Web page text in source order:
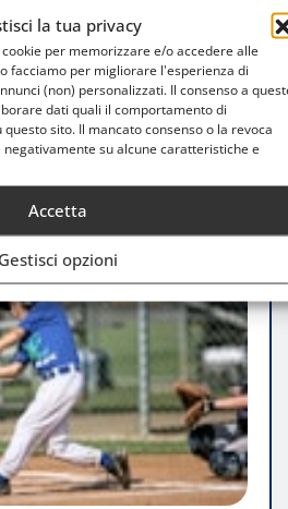
la tua privacy
per memorizzare e/o accedere alle
facciamo per migliorare l'esperienza di
(non) personalizzati. Il consenso a
dati quali il comportamento di
sito. Il mancato consenso o la revoca
su alcune caratteristiche e
Accetta
Gestisci opzioni
sportive gratuite a Milano:
portata di tutti